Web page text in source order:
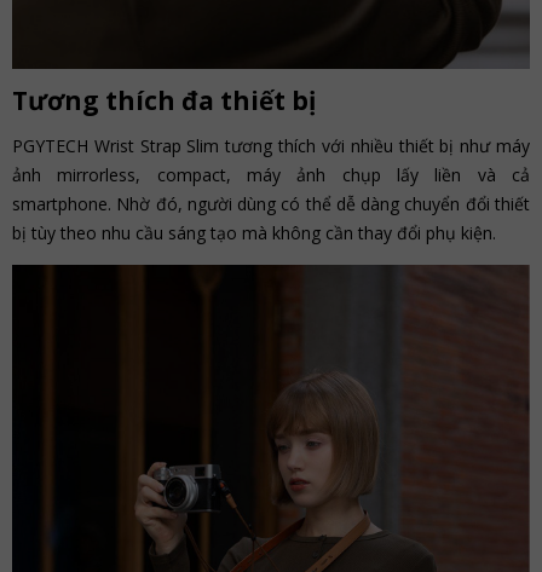
Tương thích đa thiết bị
PGYTECH Wrist Strap Slim tương thích với nhiều thiết bị như máy
ảnh mirrorless, compact, máy ảnh chụp lấy liền và cả
smartphone. Nhờ đó, người dùng có thể dễ dàng chuyển đổi thiết
bị tùy theo nhu cầu sáng tạo mà không cần thay đổi phụ kiện.